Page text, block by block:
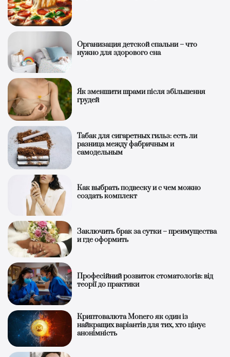
Организация детской спальни – что
нужно для здорового сна
Як зменшити шрами після збільшення
грудей
Табак для сигаретных гильз: есть ли
разница между фабричным и
самодельным
Как выбрать подвеску и с чем можно
создать комплект
Заключить брак за сутки – преимущества
и где оформить
Професійний розвиток стоматологів: від
теорії до практики
Криптовалюта Monero як один із
найкращих варіантів для тих, хто цінує
анонімність